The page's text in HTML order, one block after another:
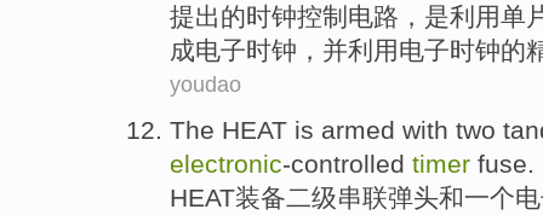
提出的时钟控制 电路 ， 是利用单
成电子时钟， 并利用电子时钟的
youdao
The HEAT is armed with two
electronic-controlled timer fuse.
HEAT装备二级串联弹头和一个